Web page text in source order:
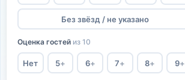
Без звёзд / не указано
Оценка гостей из 10
Нет 5+ 6+ 7+ 8+ 9+